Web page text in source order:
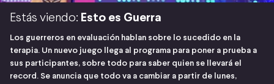
Estás viendo: Esto es Guerra
Los guerreros en evaluación hablan sobre lo sucedido en la
terapia. Un nuevo juego llega al programa para poner a prueba a
sus participantes, sobre todo para saber quien se llevará el
record. Se anuncia que todo va a cambiar a partir de lunes,